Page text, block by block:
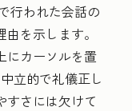
行われた会話の
を示します。
にカーソルを置
立的で礼儀正し
すさには欠けて